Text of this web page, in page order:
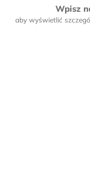
Wpisz
aby wyświetlić